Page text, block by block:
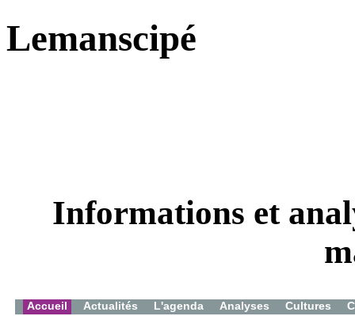
Lemanscipé
Informations et
Accueil Actualités L'agenda Analyses Cultures